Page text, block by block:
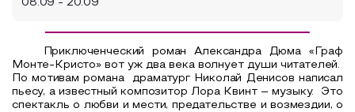
08.09 - 20.09
Приключенческий роман Александра Дюма «Граф
Монте-Кристо» вот уж два века волнует души читателей.
По мотивам романа драматург Николай Денисов написал
пьесу, а известный композитор Лора Квинт – музыку. Это
спектакль о любви и мести, предательстве и возмездии, о